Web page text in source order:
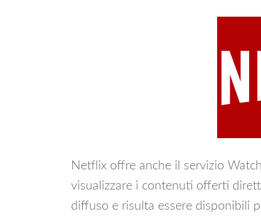
Netflix offre anche il servizio
visualizzare i contenuti offerti
diffuso e risulta essere disponibili